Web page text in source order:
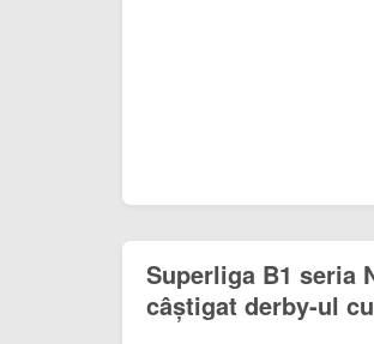
Superliga B1 seria
câștigat derby-ul